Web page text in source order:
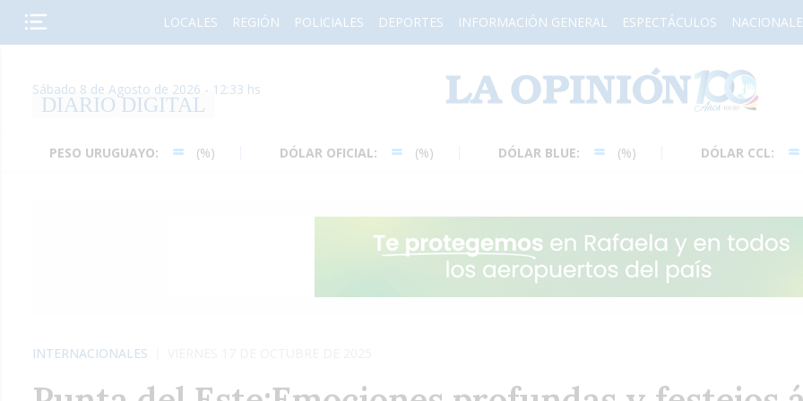
LOCALES REGIÓN POLICIALES DEPORTES INFORMACIÓN GENERAL ESPECTÁCULOS
Sábado 8 de Agosto de 2026 - 12:33 hs
DIARIO DIGITAL
URUGUAYO: (%) DÓLAR OFICIAL: (%) DÓLAR BLUE: (%) DÓLAR CCL: (%)
INTERNACIONALES